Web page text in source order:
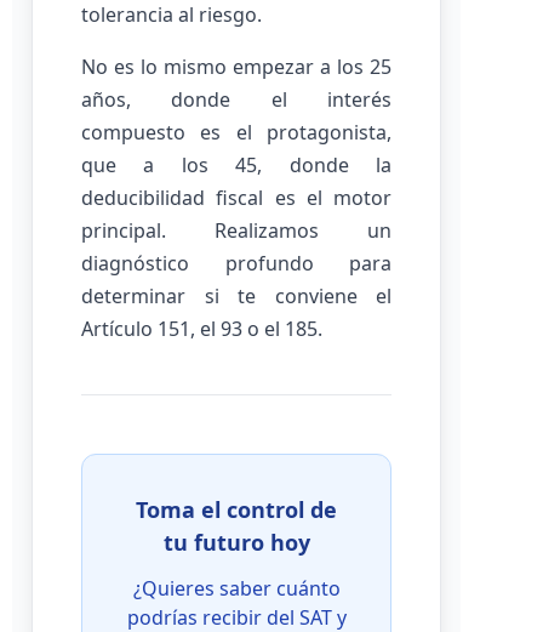
tolerancia al riesgo.
No es lo mismo empezar a los 25
años, donde el interés
compuesto es el protagonista,
que a los 45, donde la
deducibilidad fiscal es el motor
principal. Realizamos un
diagnóstico profundo para
determinar si te conviene el
Artículo 151, el 93 o el 185.
Toma el control de
tu futuro hoy
¿Quieres saber cuánto
podrías recibir del SAT y